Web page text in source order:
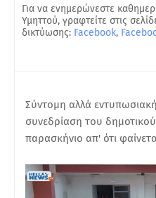
Για να ενημερώνεστε
Υμηττού, γραφτείτε στις
δικτύωσης: Facebook,
Σύντομη αλλά
συνεδρίαση του
παρασκήνιο απ' ότι